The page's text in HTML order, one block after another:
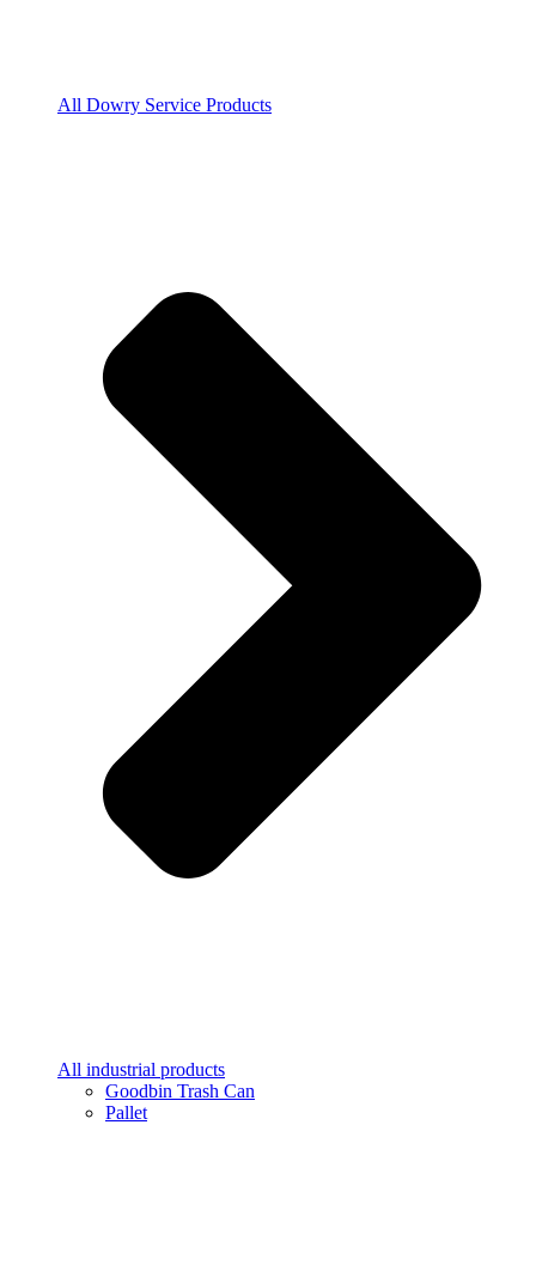
All Dowry Service Products
All industrial products
Goodbin Trash Can
Pallet